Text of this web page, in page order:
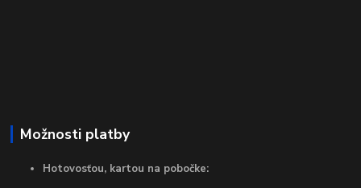
Možnosti platby
Hotovosťou, kartou na pobočke: